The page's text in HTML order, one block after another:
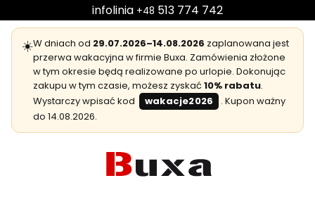
infolinia +48 513 774 742
☀️W dniach od 29.07.2026–14.08.2026 zaplanowana jest
przerwa wakacyjna w firmie Buxa. Zamówienia złożone
w tym okresie będą realizowane po urlopie. Dokonując
zakupu w tym czasie, możesz zyskać 10% rabatu.
Wystarczy wpisać kod
wakacje2026
. Kupon ważny
do 14.08.2026.